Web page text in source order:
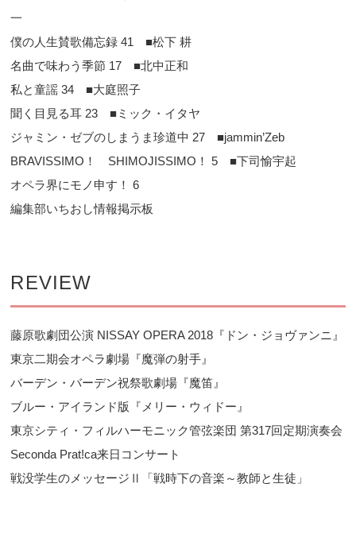
一
僕の人生賛歌備忘録 41 ■松下 耕
名曲で味わう季節 17 ■北中正和
私と童謡 34 ■大庭照子
聞く目見る耳 23 ■ミック・イタヤ
ジャミン・ゼブのしまうま珍道中 27 ■jammin’Zeb
BRAVISSIMO！ SHIMOJISSIMO！ 5 ■下司愉宇起
オペラ界にモノ申す！ 6
編集部いちおし情報掲示板
REVIEW
藤原歌劇団公演 NISSAY OPERA 2018『ドン・ジョヴァンニ』
東京二期会オペラ劇場『魔弾の射手』
バーデン・バーデン祝祭歌劇場『魔笛』
ブルー・アイランド版『メリー・ウィドー』
東京シティ・フィルハーモニック管弦楽団 第317回定期演奏会
Seconda Prat!ca来日コンサート
戦没学生のメッセージⅡ「戦時下の音楽～教師と生徒」